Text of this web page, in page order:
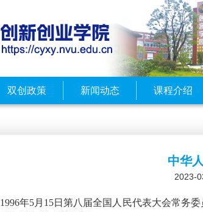
双创政策 新闻动态 课程介绍
中华
2023-
1996年5月15日第八届全国人民代表大会常务